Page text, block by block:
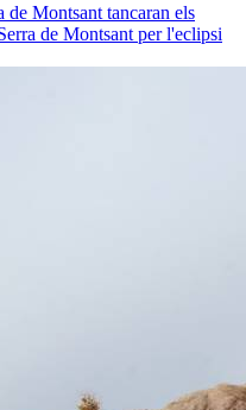
Montsant tancaran els
de Montsant per l'eclipsi